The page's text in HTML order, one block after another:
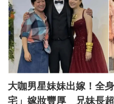
大咖男星妹妹出嫁！全
宅」嫁妝豐厚 兄妹長